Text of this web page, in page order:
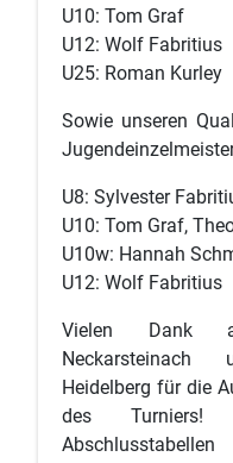
U10: Tom Graf
U12: Wolf Fabritius
U25: Roman Kurley
Sowie unseren
U8: Sylvester
U10: Tom Graf,
U10w: Hannah
U12: Wolf Fabritius
Vielen Dank
Heidelberg für die
des Turniers!